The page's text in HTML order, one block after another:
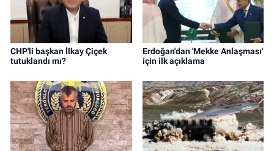
CHP'li başkan İlkay Çiçek
tutuklandı mı?
Erdoğan'dan 'Mekke Anlaşması'
için ilk açıklama